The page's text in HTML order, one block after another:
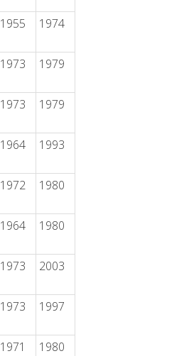
1955 1974
1973 1979
1973 1979
1964 1993
1972 1980
1964 1980
1973 2003
1973 1997
1971 1980